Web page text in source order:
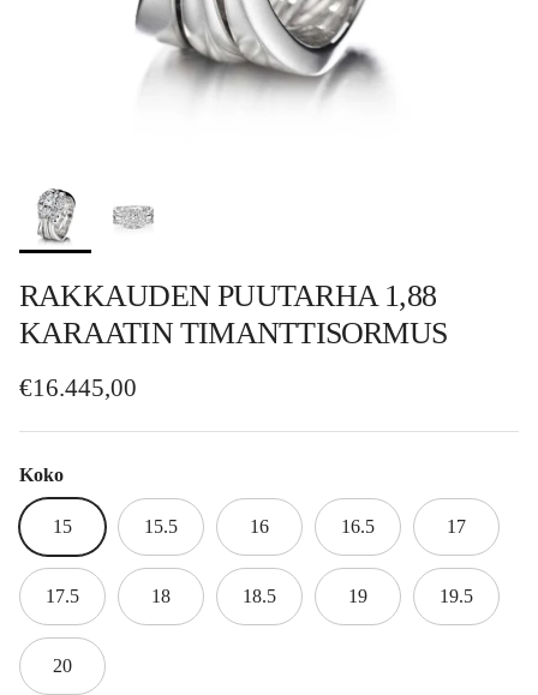
RAKKAUDEN PUUTARHA 1,88
KARAATIN TIMANTTISORMUS
Normaalihinta
€16.445,00
Koko
15 15.5 16 16.5 17
17.5 18 18.5 19 19.5
20